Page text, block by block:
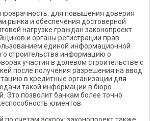
для повышения доверия
рынка и обеспечения достоверной
нагрузке граждан законопроект
и органы регистрации прав
единой информационной
строительства информацию о
участия в долевом строительстве с
после получения разрешения на ввод
в кредитные организации для
такой информации в бюро
Это позволит банкам более точно
клиентов.